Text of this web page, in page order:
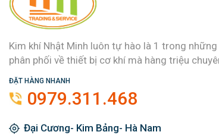
Kim khí Nhật Minh luôn tự hào là 1 trong
phân phối về thiết bị cơ khí mà hàng triệu
ĐẶT HÀNG NHANH
0979.311.468
Đại Cương- Kim Bảng- Hà Nam